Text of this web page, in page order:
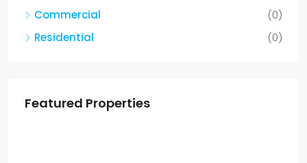
Commercial
(0)
Residential
(0)
Featured Properties